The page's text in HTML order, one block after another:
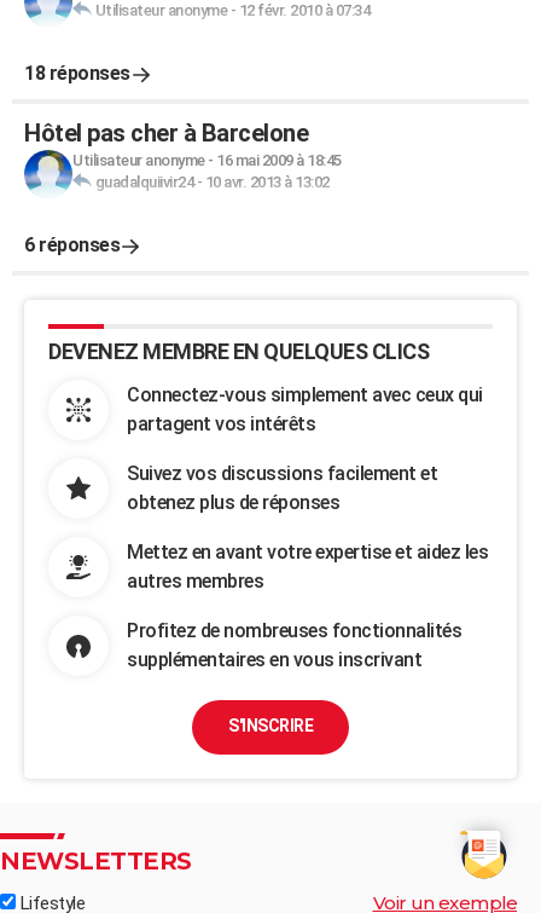
Utilisateur anonyme- 12 févr. 2010 à 07:34
18 réponses
Hôtel pas cher à Barcelone
Utilisateur anonyme- 16 mai 2009 à 18:45
guadalquiivir24- 10 avr. 2013 à 13:02
6 réponses
DEVENEZ MEMBRE EN QUELQUES CLICS
Connectez-vous simplement avec ceux qui
partagent vos intérêts
Suivez vos discussions facilement et
obtenez plus de réponses
Mettez en avant votre expertise et aidez les
autres membres
Profitez de nombreuses fonctionnalités
supplémentaires en vous inscrivant
S'INSCRIRE
NEWSLETTERS
Lifestyle Voir un exemple